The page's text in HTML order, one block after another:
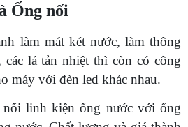
Ống nối
làm mát két nước, làm thông
lá tản nhiệt thì còn có công
máy với đèn led khác nhau.
linh kiện ống nước với ống